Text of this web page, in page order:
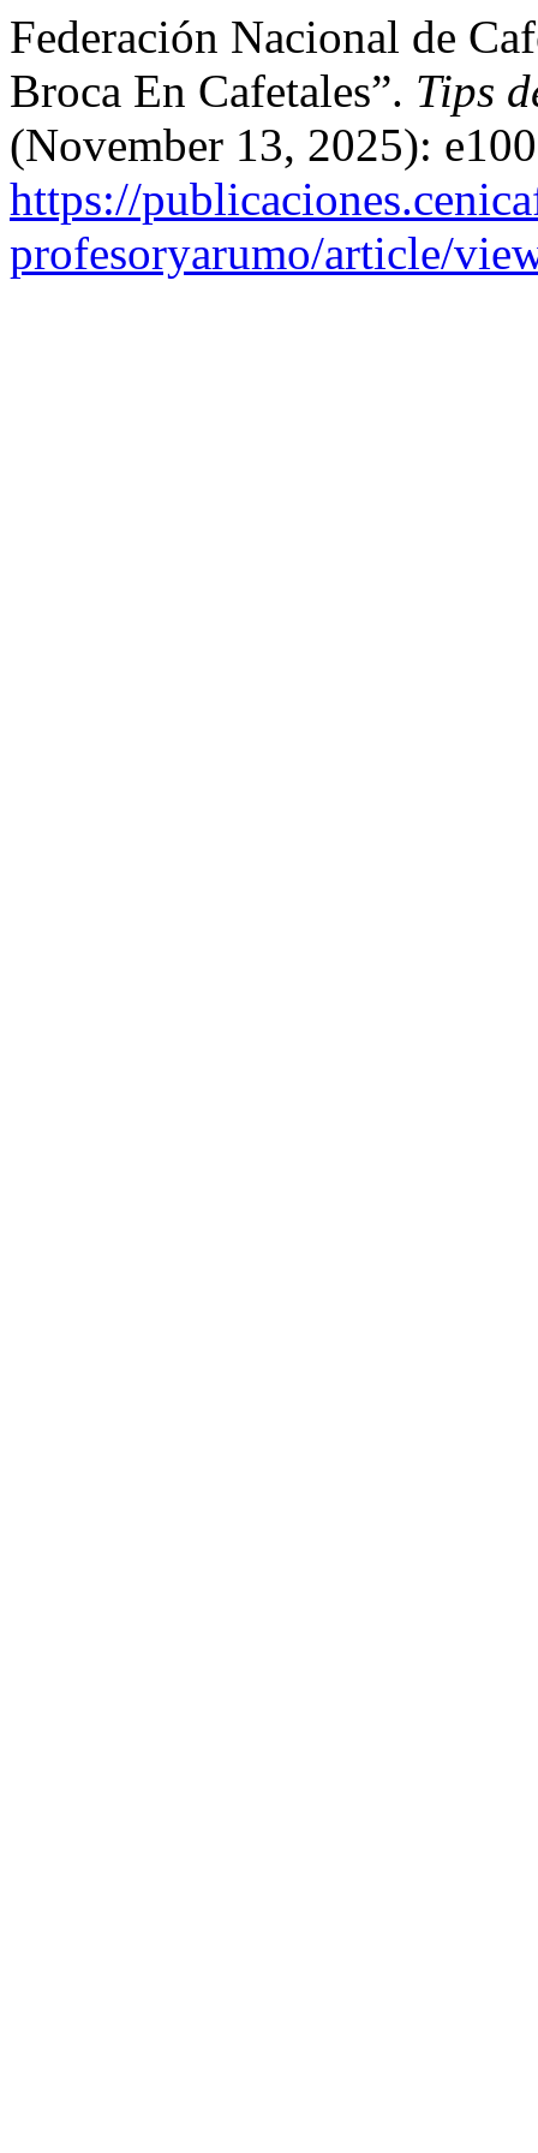
Federación Nacional de
Broca En Cafetales”. Tips
(November 13, 2025):
https://
profesoryarumo/article/